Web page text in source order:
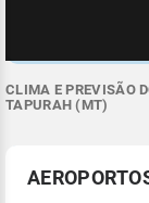
CLIMA E PREVISÃO
TAPURAH (MT)